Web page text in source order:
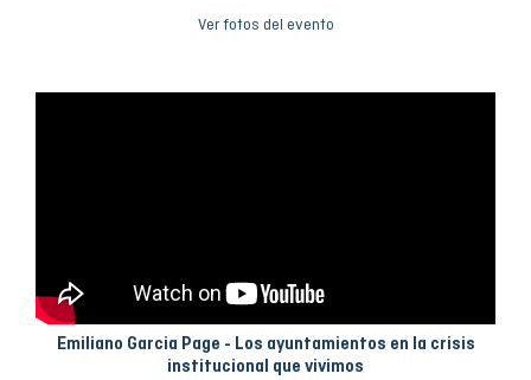
Ver fotos del evento
Emiliano Garcia Page - Los ayuntamientos en la crisis
institucional que vivimos